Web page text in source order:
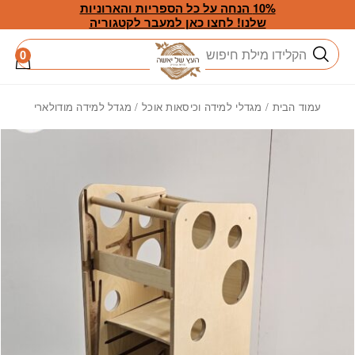
Skip to Content
10% הנחה על כל הספריות והארוניות
שלנו! לחצו כאן למעבר לקטגוריה
חיפוש 0
עמוד הבית / מגדלי למידה וכיסאות אוכל/ מגדל למידה מודולארי